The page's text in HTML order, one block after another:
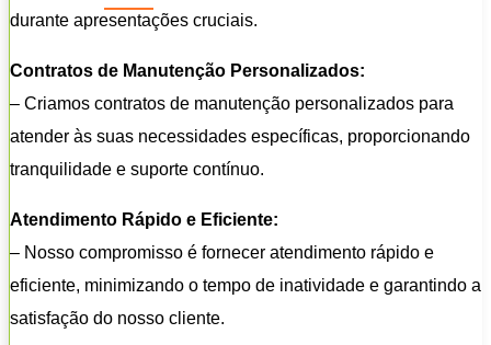
durante apresentações cruciais.
Contratos de Manutenção Personalizados:
– Criamos contratos de manutenção personalizados para
atender às suas necessidades específicas, proporcionando
tranquilidade e suporte contínuo.
Atendimento Rápido e Eficiente:
– Nosso compromisso é fornecer atendimento rápido e
eficiente, minimizando o tempo de inatividade e garantindo a
satisfação do nosso cliente.